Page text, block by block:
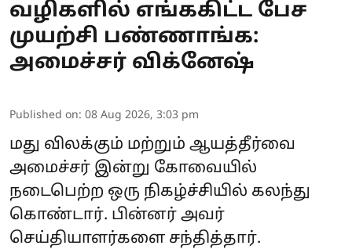
வழிகளில் எங்ககிட்ட பேச
முயற்சி பண்ணாங்க:
அமைச்சர் விக்னேஷ்
Published on: 08 Aug 2026, 3:03 pm
மது விலக்கும் மற்றும் ஆயத்தீர்வை
அமைச்சர் இன்று கோவையில்
நடைபெற்ற ஒரு நிகழ்ச்சியில் கலந்து
கொண்டார். பின்னர் அவர்
செய்தியாளர்களை சந்தித்தார்.